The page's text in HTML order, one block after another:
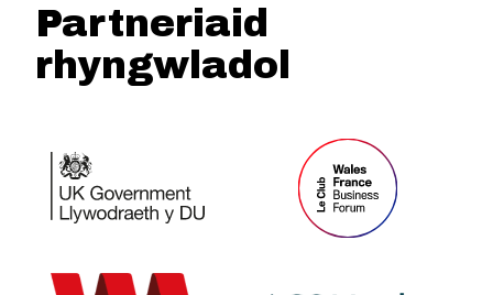
Partneriaid
rhyngwladol